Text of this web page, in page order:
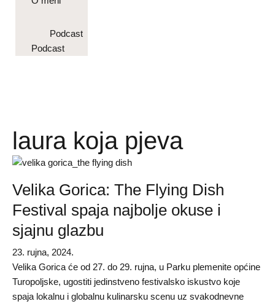
Podcast
Podcast
laura koja pjeva
Velika Gorica: The Flying Dish
Festival spaja najbolje okuse i
sjajnu glazbu
23. rujna, 2024.
Velika Gorica će od 27. do 29. rujna, u Parku plemenite općine
Turopoljske, ugostiti jedinstveno festivalsko iskustvo koje
spaja lokalnu i globalnu kulinarsku scenu uz svakodnevne